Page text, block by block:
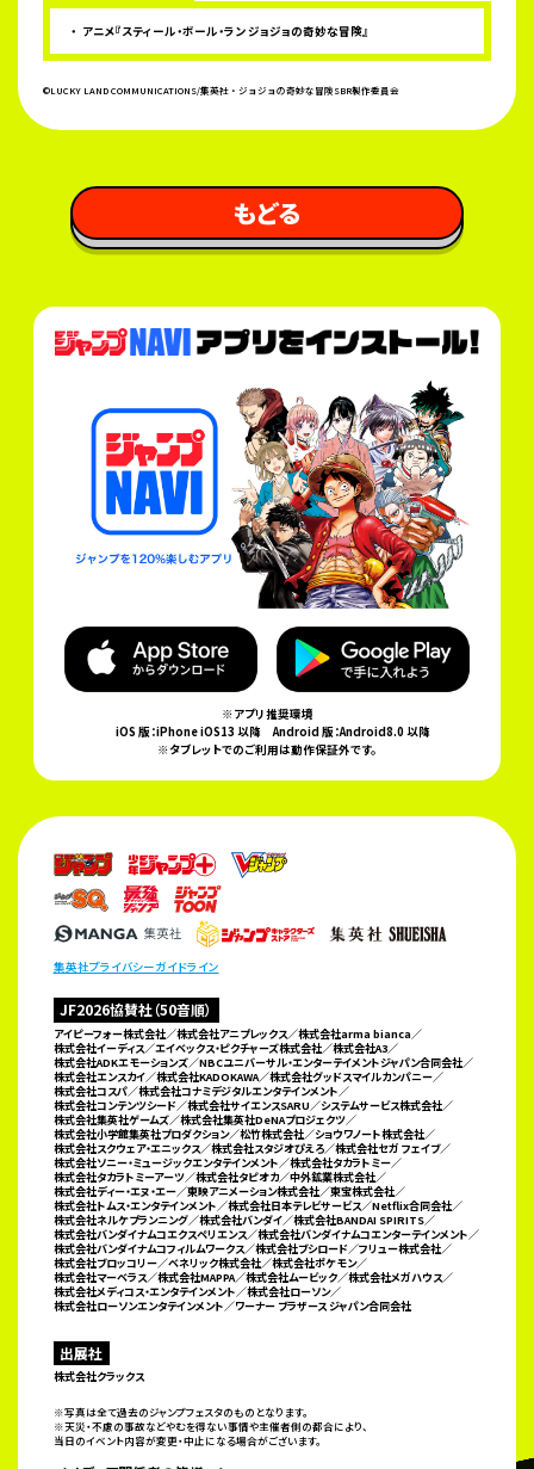
アニメ『スティール・ボール・ラン ジョジョの奇妙な冒険』
©LUCKY LAND COMMUNICATIONS/集英社・ジョジョの奇妙な冒険SBR製作委員会
もどる
※アプリ推奨環境
iOS 版：iPhone iOS13 以降Android 版：Android8.0 以降
※タブレットでのご利用は動作保証外です。
集英社プライバシーガイドライン
JF2026協賛社（50音順）
アイピーフォー株式会社／株式会社アニプレックス／株式会社arma bianca／
株式会社イーディス／エイベックス・ピクチャーズ株式会社／株式会社A3／
株式会社ADKエモーションズ／NBCユニバーサル・エンターテイメントジャパン合同会社／
株式会社エンスカイ／株式会社KADOKAWA／株式会社グッドスマイルカンパニー／
株式会社コスパ／株式会社コナミデジタルエンタテインメント／
株式会社コンテンツシード／株式会社サイエンスSARU／システムサービス株式会社／
株式会社集英社ゲームズ／株式会社集英社DeNAプロジェクツ／
株式会社小学館集英社プロダクション／松竹株式会社／ショウワノート株式会社／
株式会社スクウェア・エニックス／株式会社スタジオぴえろ／株式会社セガ フェイブ／
株式会社ソニー・ミュージックエンタテインメント／株式会社タカラトミー／
株式会社タカラトミーアーツ／株式会社タピオカ／中外鉱業株式会社／
株式会社ディー・エヌ・エー／東映アニメーション株式会社／東宝株式会社／
株式会社トムス・エンタテインメント／株式会社日本テレビサービス／Netflix合同会社／
株式会社ネルケプランニング／株式会社バンダイ／株式会社BANDAI SPIRITS／
株式会社バンダイナムコエクスペリエンス／株式会社バンダイナムコエンターテインメント／
株式会社バンダイナムコフィルムワークス／株式会社ブシロード／フリュー株式会社／
株式会社ブロッコリー／ベネリック株式会社／株式会社ポケモン／
株式会社マーベラス／株式会社MAPPA／株式会社ムービック／株式会社メガハウス／
株式会社メディコス・エンタテインメント／株式会社ローソン／
株式会社ローソンエンタテインメント／ワーナー ブラザース ジャパン合同会社
出展社
株式会社クラックス
※写真は全て過去のジャンプフェスタのものとなります。
※天災・不慮の事故などやむを得ない事情や主催者側の都合により、
当日のイベント内容が変更・中止になる場合がございます。